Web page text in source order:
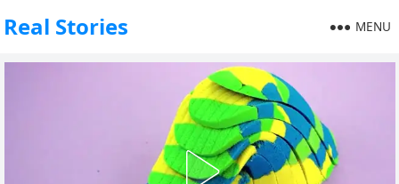
Real Stories MENU